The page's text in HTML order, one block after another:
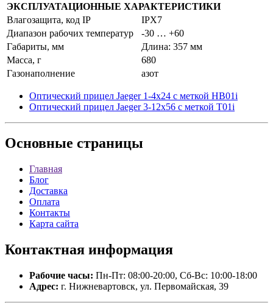
ЭКСПЛУАТАЦИОННЫЕ ХАРАКТЕРИСТИКИ
Влагозащита, код IP
IPX7
Диапазон рабочих температур
-30 … +60
Габариты, мм
Длина: 357 мм
Масса, г
680
Газонаполнение
азот
Оптический прицел Jaeger 1-4x24 с меткой HB01i
Оптический прицел Jaeger 3-12x56 с меткой T01i
Основные страницы
Главная
Блог
Доставка
Оплата
Контакты
Карта сайта
Контактная информация
Рабочие часы: Пн-Пт: 08:00-20:00, Сб-Вс: 10:00-18:00
Адрес: г. Нижневартовск, ул. Первомайская, 39